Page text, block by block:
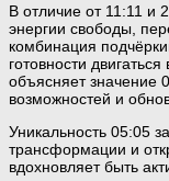
В отличие от 11:11 и
энергии свободы,
комбинация
готовности
объясняет значение
возможностей и
Уникальность 05:05
трансформации и
вдохновляет быть